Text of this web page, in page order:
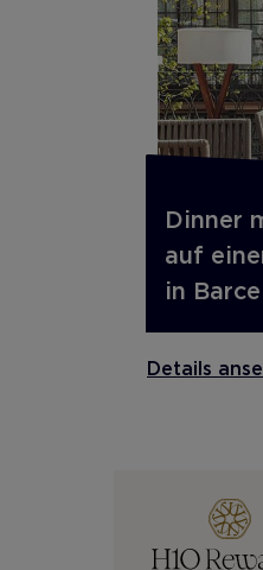
Dinner
auf
in
Details